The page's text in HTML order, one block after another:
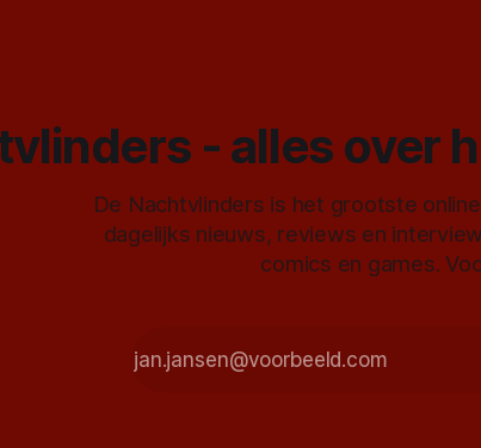
- alles over
De Nachtvlinders is het grootste
dagelijks nieuws, reviews en
comics en games.